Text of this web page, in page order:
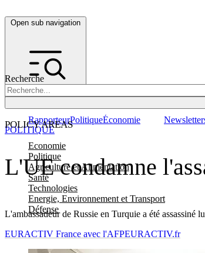
Open sub navigation
Recherche
POLICY AREAS
Economie
Politique
Agriculture et Alimentation
Santé
Technologies
Energie, Environnement et Transport
Défense
RapporteurPolitiqueÉconomie
L'UE condamne
L'ambassadeur de Russie en Turquie a été
POLITIQUE
EURACTIV France avec l'AFPEURACTIV.fr